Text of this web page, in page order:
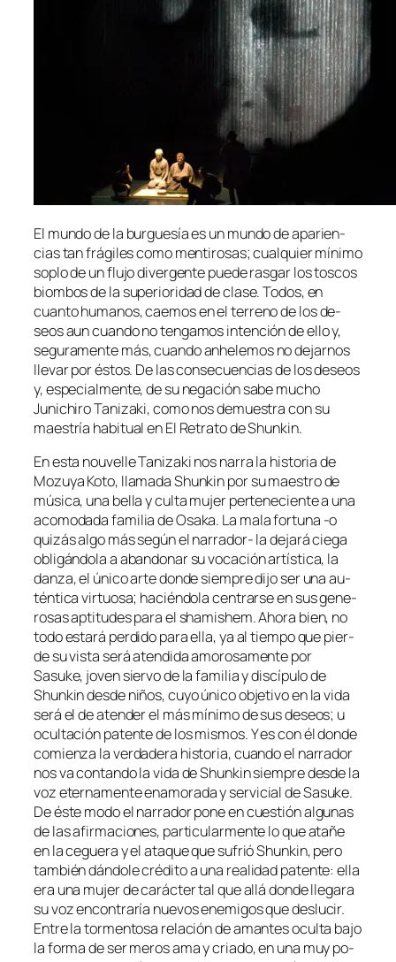
El mun­do de la bur­gue­sía es un mun­do de apa­rien­
cias tan frá­gi­les co­mo men­ti­ro­sas; cual­quier mí­ni­mo
so­plo de un flu­jo di­ver­gen­te pue­de ras­gar los tos­cos
biom­bos de la su­pe­rio­ri­dad de cla­se. Todos, en
cuan­to hu­ma­nos, cae­mos en el te­rreno de los de­
seos aun cuan­do no ten­ga­mos in­ten­ción de ello y,
se­gu­ra­men­te más, cuan­do anhe­le­mos no de­jar­nos
lle­var por és­tos. De las con­se­cuen­cias de los de­seos
y, es­pe­cial­men­te, de su ne­ga­ción sa­be mu­cho
Junichiro Tanizaki, co­mo nos de­mues­tra con su
maes­tría ha­bi­tual en El Retrato de Shunkin.
En es­ta nou­ve­lle Tanizaki nos na­rra la his­to­ria de
Mozuya Koto, lla­ma­da Shunkin por su maes­tro de
mú­si­ca, una be­lla y cul­ta mu­jer per­te­ne­cien­te a una
aco­mo­da­da fa­mi­lia de Osaka. La ma­la for­tu­na ‑o
qui­zás al­go más se­gún el narrador- la de­ja­rá cie­ga
obli­gán­do­la a aban­do­nar su vo­ca­ción ar­tís­ti­ca, la
dan­za, el úni­co ar­te don­de siem­pre di­jo ser una au­
tén­ti­ca vir­tuo­sa; ha­cién­do­la cen­trar­se en sus ge­ne­
ro­sas ap­ti­tu­des pa­ra el sha­mishem. Ahora bien, no
to­do es­ta­rá per­di­do pa­ra ella, ya al tiem­po que pier­
de su vis­ta se­rá aten­di­da amo­ro­sa­men­te por
Sasuke, jo­ven sier­vo de la fa­mi­lia y dis­cí­pu­lo de
Shunkin des­de ni­ños, cu­yo úni­co ob­je­ti­vo en la vi­da
se­rá el de aten­der el más mí­ni­mo de sus de­seos; u
ocul­ta­ción pa­ten­te de los mis­mos. Y es con él don­de
co­mien­za la ver­da­de­ra his­to­ria, cuan­do el na­rra­dor
nos va con­tan­do la vi­da de Shunkin siem­pre des­de la
voz eter­na­men­te ena­mo­ra­da y ser­vi­cial de Sasuke.
De és­te mo­do el na­rra­dor po­ne en cues­tión al­gu­nas
de las afir­ma­cio­nes, par­ti­cu­lar­men­te lo que ata­ñe
en la ce­gue­ra y el ata­que que su­frió Shunkin, pe­ro
tam­bién dán­do­le cré­di­to a una reali­dad pa­ten­te: ella
era una mu­jer de ca­rác­ter tal que allá don­de lle­ga­ra
su voz en­con­tra­ría nue­vos enemi­gos que des­lu­cir.
Entre la tor­men­to­sa re­la­ción de aman­tes ocul­ta ba­jo
la for­ma de ser me­ros ama y cria­do, en una muy po­